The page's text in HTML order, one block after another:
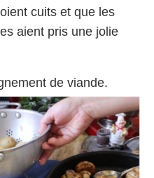
cuits et que les
aient pris une jolie
de viande.